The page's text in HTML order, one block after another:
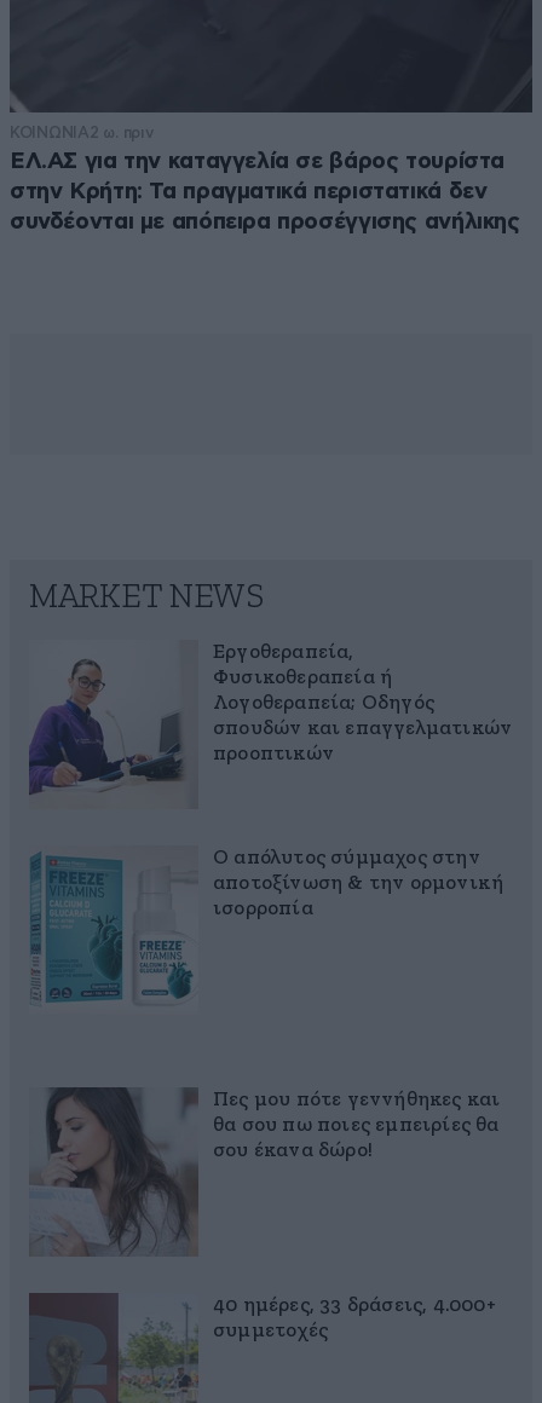
ΚΟΙΝΩΝΙΑ2 ω. πριν
ΕΛ.ΑΣ για την καταγγελία σε βάρος τουρίστα
στην Κρήτη: Τα πραγματικά περιστατικά δεν
συνδέονται με απόπειρα προσέγγισης ανήλικης
MARKET NEWS
Εργοθεραπεία,
Φυσικοθεραπεία ή
Λογοθεραπεία; Οδηγός
σπουδών και επαγγελματικών
προοπτικών
Ο απόλυτος σύμμαχος στην
αποτοξίνωση & την ορμονική
ισορροπία
Πες μου πότε γεννήθηκες και
θα σου πω ποιες εμπειρίες θα
σου έκανα δώρο!
40 ημέρες, 33 δράσεις, 4.000+
συμμετοχές